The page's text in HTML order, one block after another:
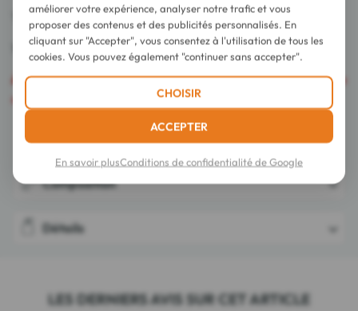
Testé sous contrôle dermatologique.
100% compostable.
Attention: Ce produit est inflammable, il ne peut pas être
expédié avec tous nos transporteurs.
Conseils d'utilisation
Composition
Détails
LES DERNIERS AVIS SUR CET ARTICLE
améliorer votre expérience, analyser notre trafic et vous
proposer des contenus et des publicités personnalisés. En
cliquant sur "Accepter", vous consentez à l'utilisation de tous les
cookies. Vous pouvez également "continuer sans accepter".
CHOISIR
ACCEPTER
En savoir plusConditions de confidentialité de Google